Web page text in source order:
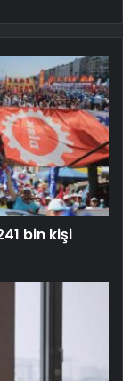
bin kişi